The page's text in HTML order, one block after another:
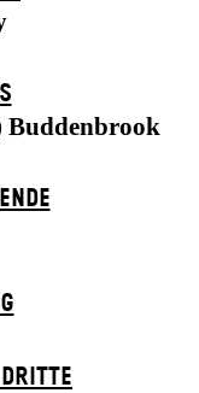
Buddenbrook